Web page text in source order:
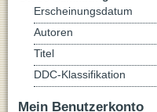
Erscheinungsdatum
Autoren
Titel
DDC-Klassifikation
Mein Benutzerkonto